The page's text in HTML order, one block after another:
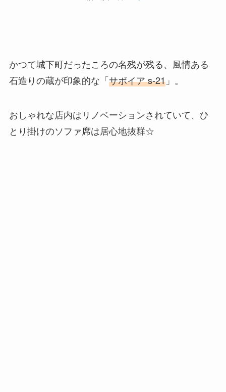
かつて城下町だったころの名残が残る、風情ある
石造りの蔵が印象的な「サボイア s-21」。
おしゃれな店内はリノベーションされていて、ひ
とり掛けのソファ席は居心地抜群☆